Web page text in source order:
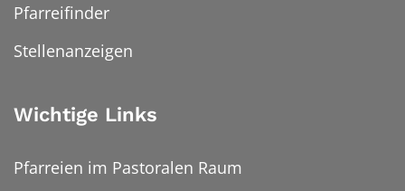
Pfarreifinder
Stellenanzeigen
Wichtige Links
Pfarreien im Pastoralen Raum